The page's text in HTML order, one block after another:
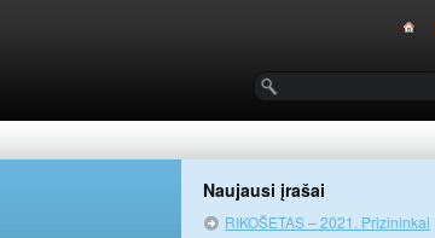
Naujausi įrašai
RIKOŠETAS – 2021. Prizininkai